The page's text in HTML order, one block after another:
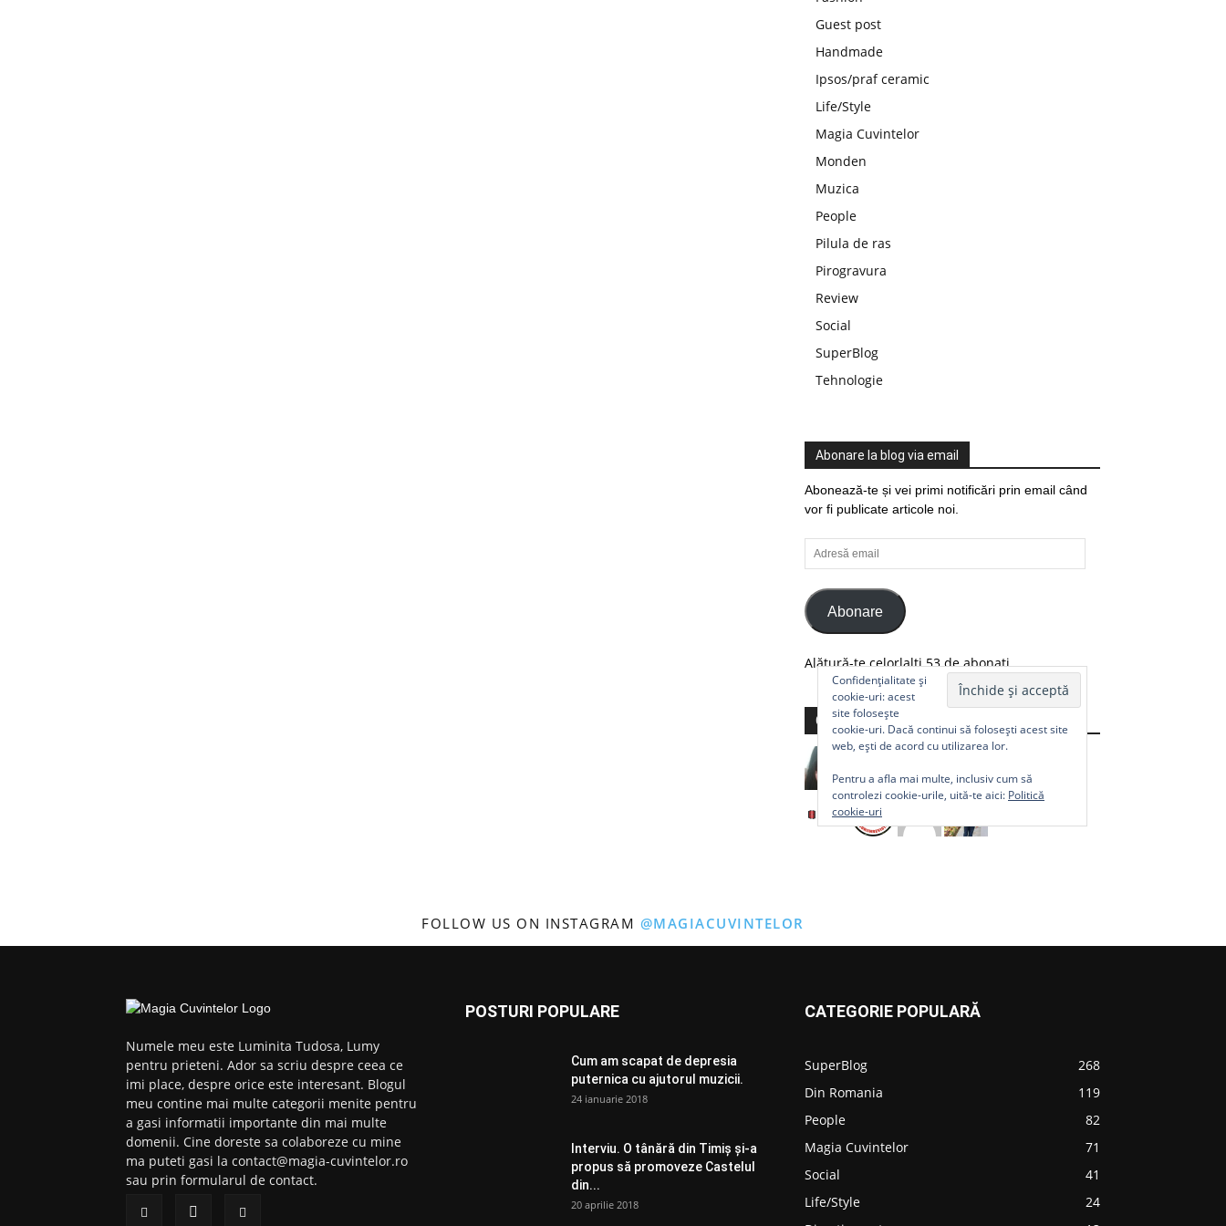
Guest post
Handmade
Ipsos/praf ceramic
Life/Style
Magia Cuvintelor
Monden
Muzica
People
Pilula de ras
Pirogravura
Review
Social
SuperBlog
Tehnologie
Abonare la blog via email
Abonează-te și vei primi notificări prin email când
vor fi publicate articole noi.
Adresă
email
Abonare
Alătură-te celorlalți 53 de abonați.
Comunitate
Confidențialitate și
cookie-uri: acest
site folosește
cookie-uri. Dacă continui să folosești acest site
web, ești de acord cu utilizarea lor.
Pentru a afla mai multe, inclusiv cum să
controlezi cookie-urile, uită-te aici: Politică
cookie-uri
FOLLOW US ON INSTAGRAM @MAGIACUVINTELOR
Numele meu este Luminita Tudosa, Lumy
pentru prieteni. Ador sa scriu despre ceea ce
imi place, despre orice este interesant. Blogul
meu contine mai multe categorii menite pentru
a gasi informatii importante din mai multe
domenii. Cine doreste sa colaboreze cu mine
ma puteti gasi la contact@magia-cuvintelor.ro
sau prin formularul de contact.
POSTURI POPULARE
Cum am scapat de depresia
puternica cu ajutorul muzicii.
24 ianuarie 2018
Interviu. O tânără din Timiș și-a
propus să promoveze Castelul
din...
20 aprilie 2018
CATEGORIE POPULARĂ
SuperBlog
268
Din Romania
119
People
82
Magia Cuvintelor
71
Social
41
Life/Style
24